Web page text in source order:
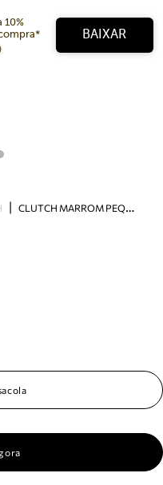
e mais.
devoluções.
10%
BAIXAR
C
LUTCH MARROM PEQUENA BRIZZA